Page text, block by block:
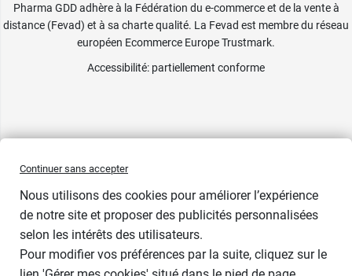
Contenance
Pharma GDD adhère à la Fédération du e-commerce et de la vente à
distance (Fevad) et à sa charte qualité. La Fevad est membre du réseau
européen Ecommerce Europe Trustmark.
Accessibilité: partiellement conforme
Continuer sans accepter
Nous utilisons des cookies pour améliorer l’expérience
de notre site et proposer des publicités personnalisées
selon les intérêts des utilisateurs.
Pour modifier vos préférences par la suite, cliquez sur le